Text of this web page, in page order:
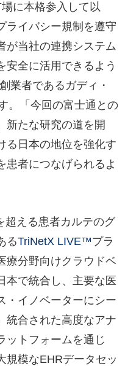
場に本格参入して以
ライバシー規制を遵守
が当社の連携システム
安全に活用できるよう
業者であるガディ・
。「今回の富士通との
新たな研究の道を開
る日本の地位を強化す
患者につなげられるよ
超える患者カルテのグ
るTriNetX LIVE™プラ
療分野向けクラウドベ
本で統合し、主要な医
・イノベーターにシー
統合された高度なアナ
ットフォームを通じ
規模なEHRデータセッ